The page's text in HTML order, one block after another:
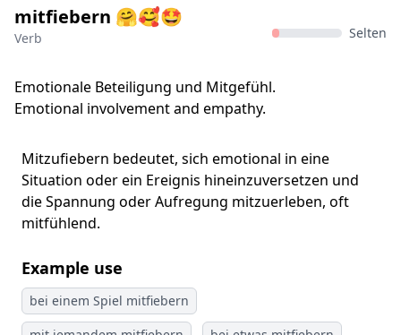
mitfiebern 🤗🥰🤩
Verb Selten
Emotionale Beteiligung und Mitgefühl.
Emotional involvement and empathy.
Mitzufiebern bedeutet, sich emotional in eine
Situation oder ein Ereignis hineinzuversetzen und
die Spannung oder Aufregung mitzuerleben, oft
mitfühlend.
Example use
bei einem Spiel mitfiebern